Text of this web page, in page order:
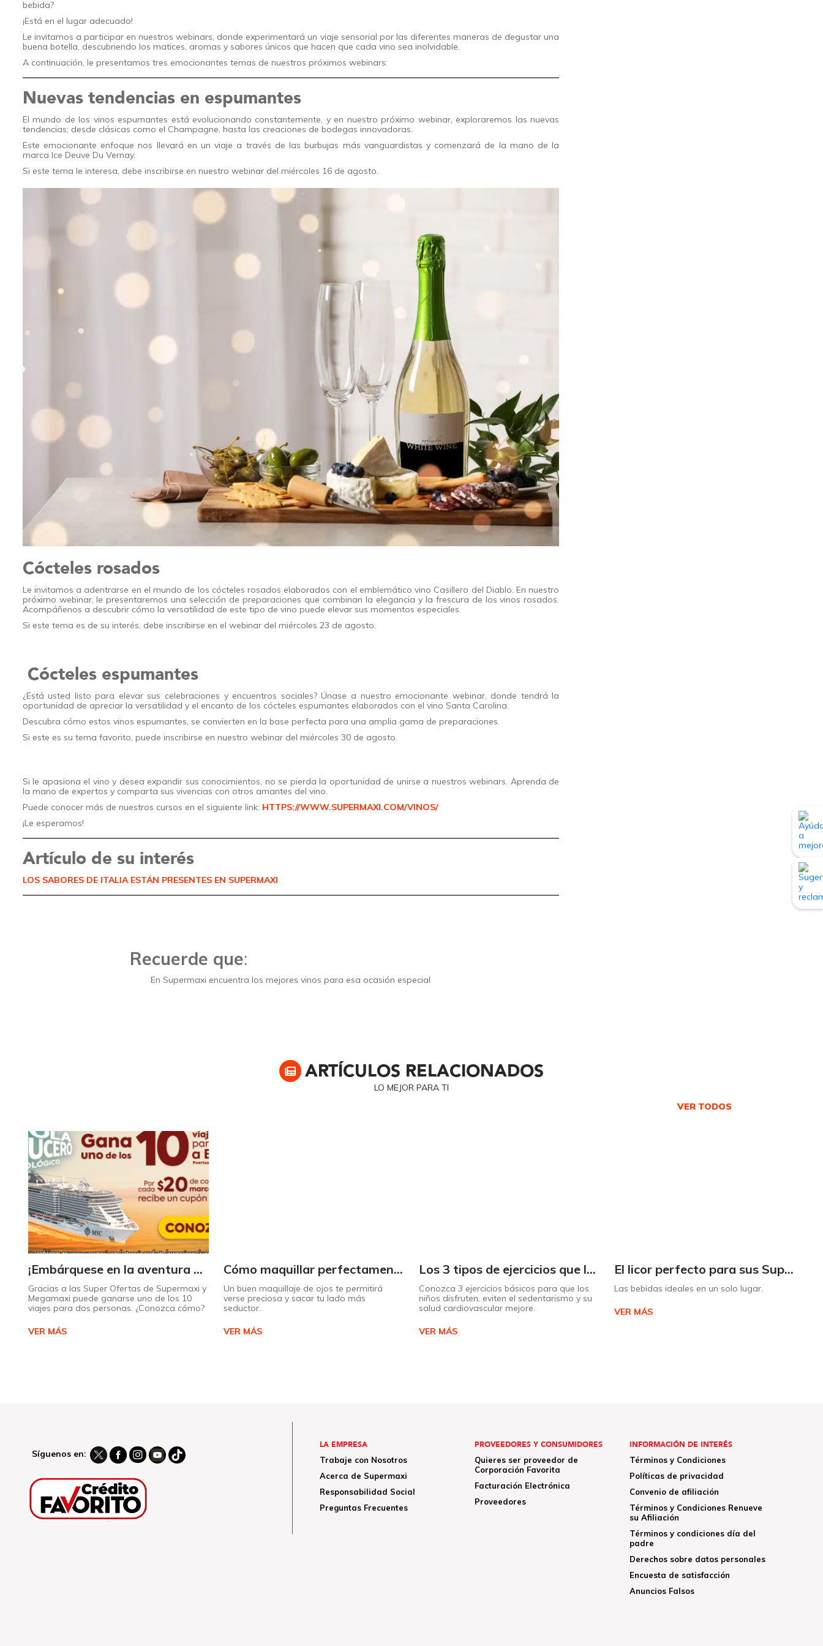
bebida?
¡Está en el lugar adecuado!
Le invitamos a participar en nuestros webinars, donde experimentará un viaje sensorial por las diferentes maneras de degustar una
buena botella, descubriendo los matices, aromas y sabores únicos que hacen que cada vino sea inolvidable.
A continuación, le presentamos tres emocionantes temas de nuestros próximos webinars:
Nuevas tendencias en espumantes
El mundo de los vinos espumantes está evolucionando constantemente, y en nuestro próximo webinar, exploraremos las nuevas
tendencias; desde clásicas como el Champagne, hasta las creaciones de bodegas innovadoras.
Este emocionante enfoque nos llevará en un viaje a través de las burbujas más vanguardistas y comenzará de la mano de la
marca Ice Deuve Du Vernay.
Si este tema le interesa, debe inscribirse en nuestro webinar del miércoles 16 de agosto.
Cócteles rosados
Le invitamos a adentrarse en el mundo de los cócteles rosados elaborados con el emblemático vino Casillero del Diablo. En nuestro
próximo webinar, le presentaremos una selección de preparaciones que combinan la elegancia y la frescura de los vinos rosados.
Acompáñenos a descubrir cómo la versatilidad de este tipo de vino puede elevar sus momentos especiales.
Si este tema es de su interés, debe inscribirse en el webinar del miércoles 23 de agosto.
Cócteles espumantes
¿Está usted listo para elevar sus celebraciones y encuentros sociales? Únase a nuestro emocionante webinar, donde tendrá la
oportunidad de apreciar la versatilidad y el encanto de los cócteles espumantes elaborados con el vino Santa Carolina.
Descubra cómo estos vinos espumantes, se convierten en la base perfecta para una amplia gama de preparaciones.
Si este es su tema favorito, puede inscribirse en nuestro webinar del miércoles 30 de agosto.
Si le apasiona el vino y desea expandir sus conocimientos, no se pierda la oportunidad de unirse a nuestros webinars. Aprenda de
la mano de expertos y comparta sus vivencias con otros amantes del vino.
Puede conocer más de nuestros cursos en el siguiente link: HTTPS://WWW.SUPERMAXI.COM/VINOS/
¡Le esperamos!
Artículo de su interés
LOS SABORES DE ITALIA ESTÁN PRESENTES EN SUPERMAXI
Recuerde que:
En Supermaxi encuentra los mejores vinos para esa ocasión especial
ARTÍCULOS RELACIONADOS
LO MEJOR PARA TI
VER TODOS
¡Embárquese en la aventura de su vida con Supermaxi!
Gracias a las Super Ofertas de Supermaxi y
Megamaxi puede ganarse uno de los 10
viajes para dos personas. ¿Conozca cómo?
VER MÁS
Cómo maquillar perfectamente tus ojos en 6 pasos
Un buen maquillaje de ojos te permitirá
verse preciosa y sacar tu lado más
seductor.
VER MÁS
Los 3 tipos de ejercicios que los niños deben realizar
Conozca 3 ejercicios básicos para que los
niños disfruten, eviten el sedentarismo y su
salud cardiovascular mejore.
VER MÁS
El licor perfecto para sus Super Ocasiones lo encuentra en Supermaxi
Las bebidas ideales en un solo lugar.
VER MÁS
Síguenos en:
LA EMPRESA
Trabaje con Nosotros
Acerca de Supermaxi
Responsabilidad Social
Preguntas Frecuentes
PROVEEDORES Y CONSUMIDORES
Quieres ser proveedor de
Corporación Favorita
Facturación Electrónica
Proveedores
INFORMACIÓN DE INTERÉS
Términos y Condiciones
Políticas de privacidad
Convenio de afiliación
Términos y Condiciones Renueve
su Afiliación
Términos y condiciones día del
padre
Derechos sobre datos personales
Encuesta de satisfacción
Anuncios Falsos